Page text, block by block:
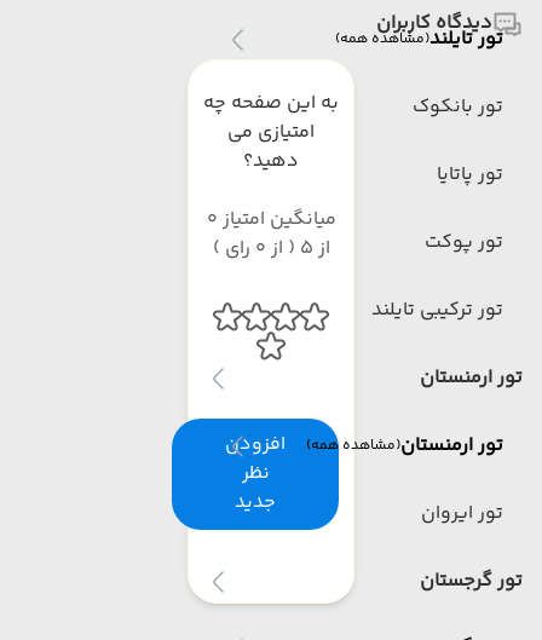
تور تایلند(مشاهده همه)
تور بانکوک
تور پاتایا
تور پوکت
تور ترکیبی تایلند
تور ارمنستان
تور ارمنستان(مشاهده همه)
تور ایروان
تور گرجستان
دیدگاه کاربران
به این صفحه چه
امتیازی می
دهید؟
میانگین امتیاز 0
از 5 ( از 0 رای )
افزودن
نظر
جدید